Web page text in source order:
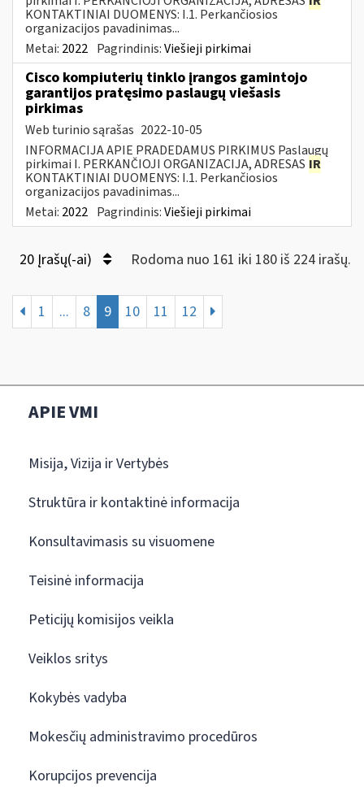
KONTAKTINIAI DUOMENYS: I.1. Perkančiosios
organizacijos pavadinimas...
Metai: 2022 Pagrindinis:Viešieji pirkimai
Cisco kompiuterių tinklo įrangos gamintojo
garantijos pratęsimo paslaugų viešasis
pirkimas
Web turinio sąrašas 2022-10-05
INFORMACIJA APIE PRADEDAMUS PIRKIMUS Paslaugų
pirkimai I. PERKANČIOJI ORGANIZACIJA, ADRESAS IR
KONTAKTINIAI DUOMENYS: I.1. Perkančiosios
organizacijos pavadinimas...
Metai: 2022 Pagrindinis:Viešieji pirkimai
20 Įrašų(-ai) Rodoma nuo 161 iki 180 iš 224 irašų.
1 ... 8 9 10 11 12
APIE VMI
Misija, Vizija ir Vertybės
Struktūra ir kontaktinė informacija
Konsultavimasis su visuomene
Teisinė informacija
Peticijų komisijos veikla
Veiklos sritys
Kokybės vadyba
Mokesčių administravimo procedūros
Korupcijos prevencija